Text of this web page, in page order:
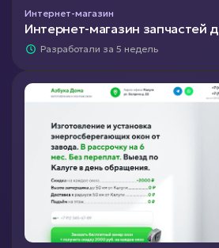
Интернет-магазин
Интернет-магазин запчастей
Разработали за 5 недель